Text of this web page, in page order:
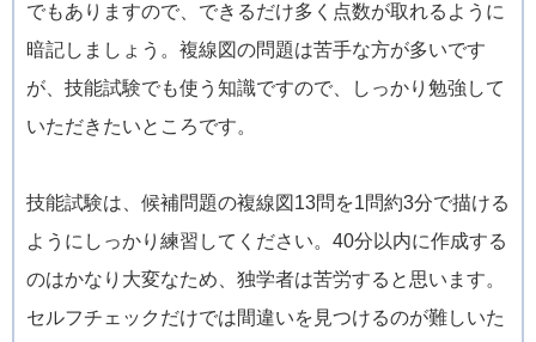
でもありますので、できるだけ多く点数が取れるように
暗記しましょう。複線図の問題は苦手な方が多いです
が、技能試験でも使う知識ですので、しっかり勉強して
いただきたいところです。
技能試験は、候補問題の複線図13問を1問約3分で描ける
ようにしっかり練習してください。40分以内に作成する
のはかなり大変なため、独学者は苦労すると思います。
セルフチェックだけでは間違いを見つけるのが難しいた